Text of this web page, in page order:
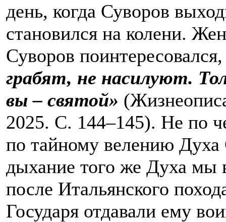
день, когда Суворов
становился на колени.
Суворов
грабят, не насилуют.
вы – святой»
2025. С. 144–145). Не по
по тайному велению Духа
дыхание того же Духа мы
после Итальянского
Государя отдавали ему